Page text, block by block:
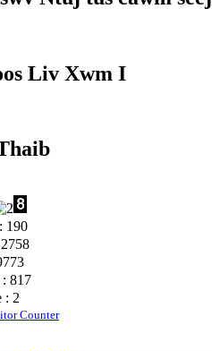
Liv Xwm I
190
817
: 2
Counter